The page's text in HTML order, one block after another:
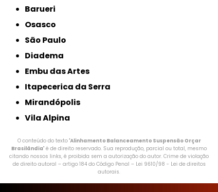
Barueri
Osasco
São Paulo
Diadema
Embu das Artes
Itapecerica da Serra
Mirandópolis
Vila Alpina
O conteúdo do texto "Alinhamento Balanceamento Suspensão Orçar
Brasilândia" é de direito reservado. Sua reprodução, parcial ou total, mesmo
citando nossos links, é proibida sem a autorização do autor. Crime de violação
de direito autoral – artigo 184 do Código Penal – Lei 9610/98 - Lei de direitos
autorais.